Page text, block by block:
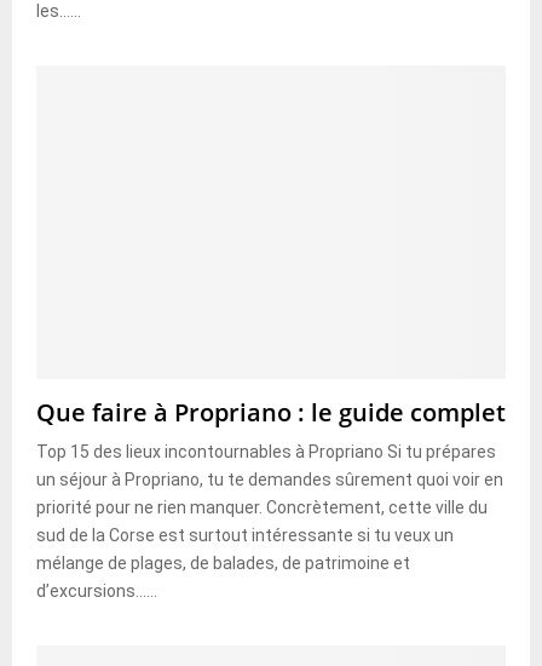
les......
Que faire à Propriano : le guide complet
Top 15 des lieux incontournables à Propriano Si tu prépares
un séjour à Propriano, tu te demandes sûrement quoi voir en
priorité pour ne rien manquer. Concrètement, cette ville du
sud de la Corse est surtout intéressante si tu veux un
mélange de plages, de balades, de patrimoine et
d’excursions......